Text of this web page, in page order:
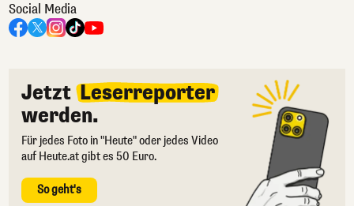
Social Media
Jetzt Leserreporter
werden.
Für jedes Foto in "Heute" oder jedes Video
auf Heute.at gibt es 50 Euro.
So geht's